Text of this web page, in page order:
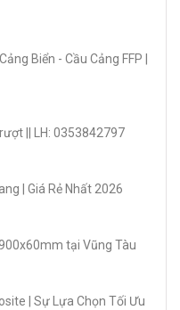
Biển - Cầu Cảng FFP |
|| LH: 0353842797
| Giá Rẻ Nhất 2026
tại Vũng Tàu
| Sự Lựa Chọn Tối Ưu